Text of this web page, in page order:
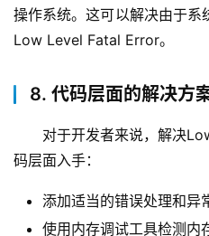
操作系统。这可以解决由于系
Low Level Fatal Error。
8. 代码层面的解决方
对于开发者来说，解决
码层面入手：
添加适当的错误处理和异
使用内存调试工具检测内